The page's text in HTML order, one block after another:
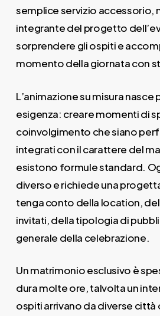
semplice servizio accessorio,
integrante del progetto
sorprendere gli ospiti e
momento della giornata con
L’animazione su misura
esigenza: creare momenti di
coinvolgimento che siano
integrati con il carattere del
esistono formule standard.
diverso e richiede una
tenga conto della location,
invitati, della tipologia di
generale della celebrazione.
Un matrimonio esclusivo è
dura molte ore, talvolta un
ospiti arrivano da diverse città